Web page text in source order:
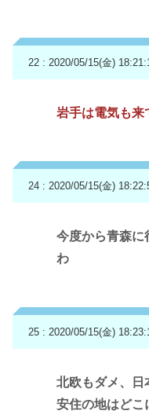
22 : 2020/05/15(金)
岩手は電気も来
24 : 2020/05/15(金)
今度から青森に
わ
25 : 2020/05/15(金)
北欧もダメ、日
安住の地はどこ